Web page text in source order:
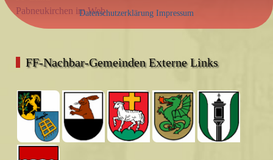
Pabneukirchen im Web
FF-Nachbar-Gemeinden Externe Links
Datenschutzerklärung Impressum